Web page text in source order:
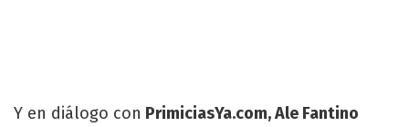
Y en diálogo con PrimiciasYa.com, Ale Fantino